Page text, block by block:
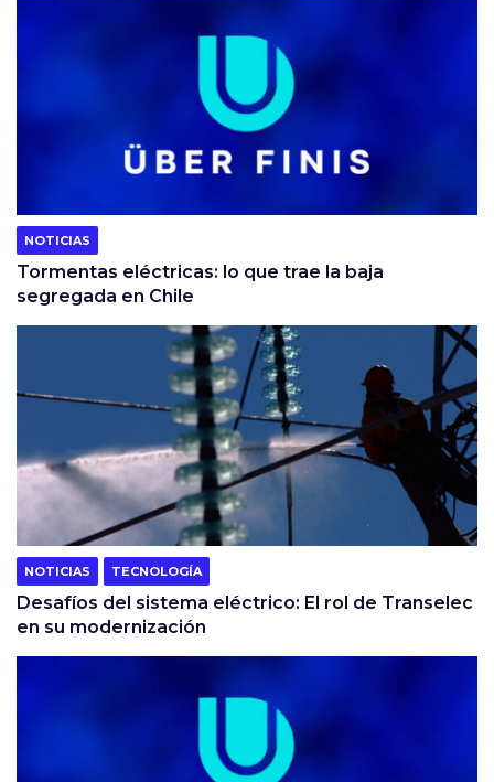
NOTICIAS
Tormentas eléctricas: lo que trae la baja
segregada en Chile
NOTICIAS TECNOLOGÍA
Desafíos del sistema eléctrico: El rol de Transelec
en su modernización